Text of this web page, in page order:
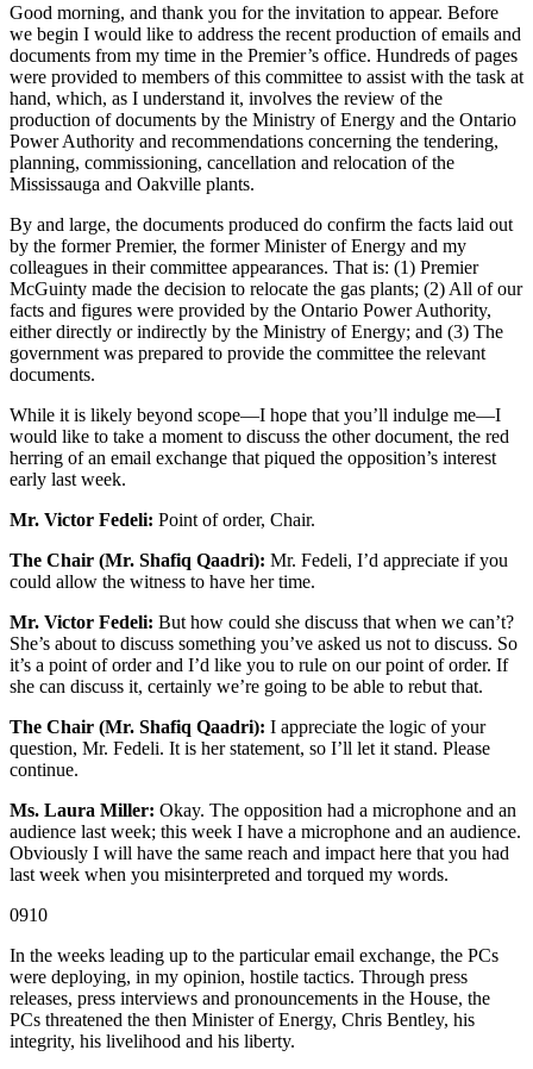
Good morning, and thank you for the invitation to appear. Before
we begin I would like to address the recent production of emails and
documents from my time in the Premier’s office. Hundreds of pages
were provided to members of this committee to assist with the task at
hand, which, as I understand it, involves the review of the
production of documents by the Ministry of Energy and the Ontario
Power Authority and recommendations concerning the tendering,
planning, commissioning, cancellation and relocation of the
Mississauga and Oakville plants.
By and large, the documents produced do confirm the facts laid out
by the former Premier, the former Minister of Energy and my
colleagues in their committee appearances. That is: (1) Premier
McGuinty made the decision to relocate the gas plants; (2) All of our
facts and figures were provided by the Ontario Power Authority,
either directly or indirectly by the Ministry of Energy; and (3) The
government was prepared to provide the committee the relevant
documents.
While it is likely beyond scope—I hope that you’ll indulge me—I
would like to take a moment to discuss the other document, the red
herring of an email exchange that piqued the opposition’s interest
early last week.
Mr. Victor Fedeli: Point of order, Chair.
The Chair (Mr. Shafiq Qaadri): Mr. Fedeli, I’d appreciate if you
could allow the witness to have her time.
Mr. Victor Fedeli: But how could she discuss that when we can’t?
She’s about to discuss something you’ve asked us not to discuss. So
it’s a point of order and I’d like you to rule on our point of order. If
she can discuss it, certainly we’re going to be able to rebut that.
The Chair (Mr. Shafiq Qaadri): I appreciate the logic of your
question, Mr. Fedeli. It is her statement, so I’ll let it stand. Please
continue.
Ms. Laura Miller: Okay. The opposition had a microphone and an
audience last week; this week I have a microphone and an audience.
Obviously I will have the same reach and impact here that you had
last week when you misinterpreted and torqued my words.
0910
In the weeks leading up to the particular email exchange, the PCs
were deploying, in my opinion, hostile tactics. Through press
releases, press interviews and pronouncements in the House, the
PCs threatened the then Minister of Energy, Chris Bentley, his
integrity, his livelihood and his liberty.